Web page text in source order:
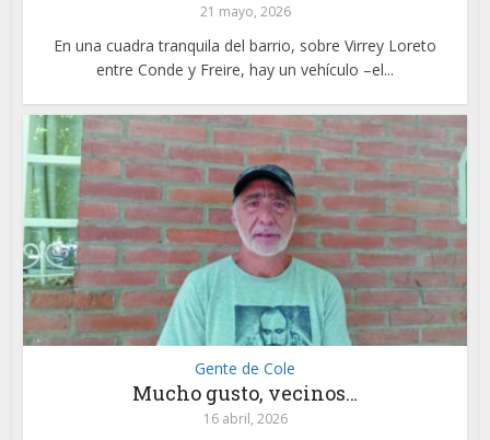
21 mayo, 2026
En una cuadra tranquila del barrio, sobre Virrey Loreto
entre Conde y Freire, hay un vehículo –el...
Gente de Cole
Mucho gusto, vecinos…
16 abril, 2026